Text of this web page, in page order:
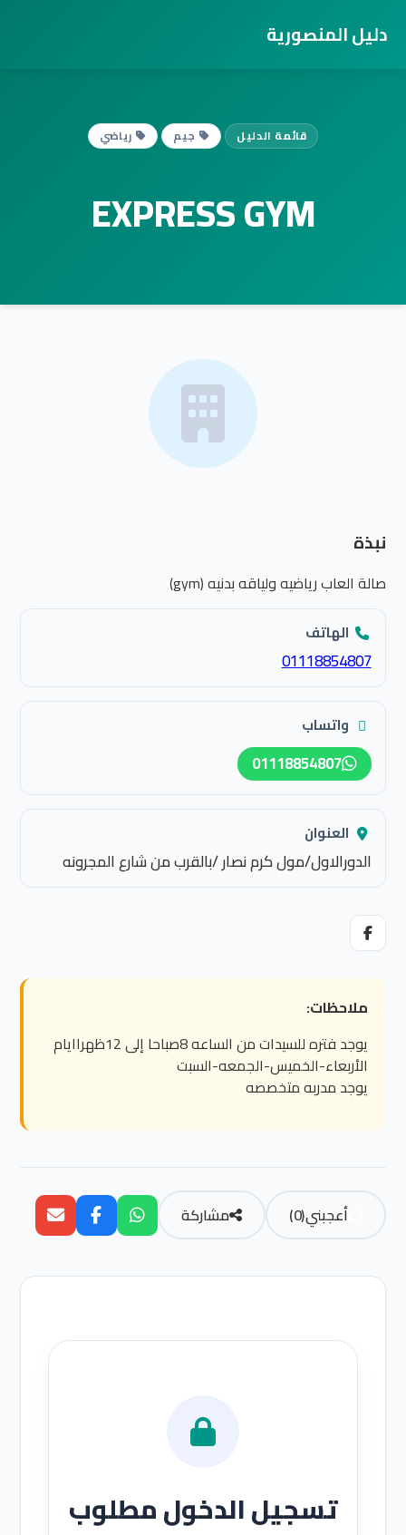
دليل المنصورية
قائمة الدليل جيم رياضي
EXPRESS GYM
نبذة
صالة العاب رياضيه ولياقه بدنيه (gym)
الهاتف
01118854807
واتساب
01118854807
العنوان
الدورالاول/مول كرم نصار /بالقرب من شارع المجرونه
ملاحظات:
يوجد فتره للسيدات من الساعه 8صباحا إلى 12ظهراايام
الأربعاء-الخميس-الجمعه-السبت
يوجد مدربه متخصصه
أعجبني(
0
) مشاركة
تسجيل الدخول مطلوب